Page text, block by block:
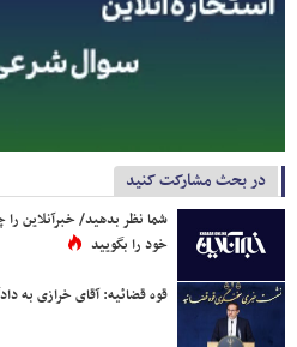
در بحث مشارکت کنید
شما نظر بدهید/ خبرآنلاین را
خود را بگویید
قوه قضائیه: آقای خرازی به